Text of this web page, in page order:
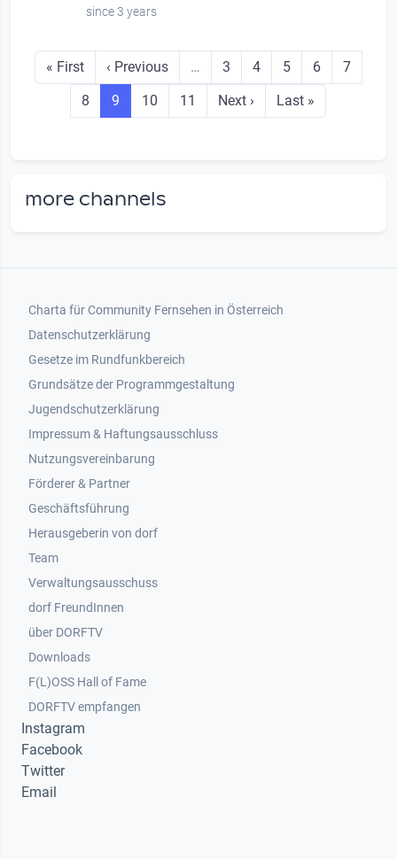
since 3 years
Seitennummerierung
First page
« First Previous page
‹ Previous … Seite
3 Seite
4 Seite
5 Seite
6 Seite
7
Seite
8 Seite
9 Seite
10 Seite
11 Next page
Next › Last page
Last »
more channels
Footer 1
Charta für Community Fernsehen in Österreich
Datenschutzerklärung
Gesetze im Rundfunkbereich
Grundsätze der Programmgestaltung
Jugendschutzerklärung
Impressum & Haftungsausschluss
Nutzungsvereinbarung
Footer 2
Förderer & Partner
Geschäftsführung
Herausgeberin von dorf
Team
Verwaltungsausschuss
dorf FreundInnen
Footer 3
über DORFTV
Downloads
F(L)OSS Hall of Fame
Footer 4
DORFTV empfangen
Instagram
Facebook
Twitter
Email